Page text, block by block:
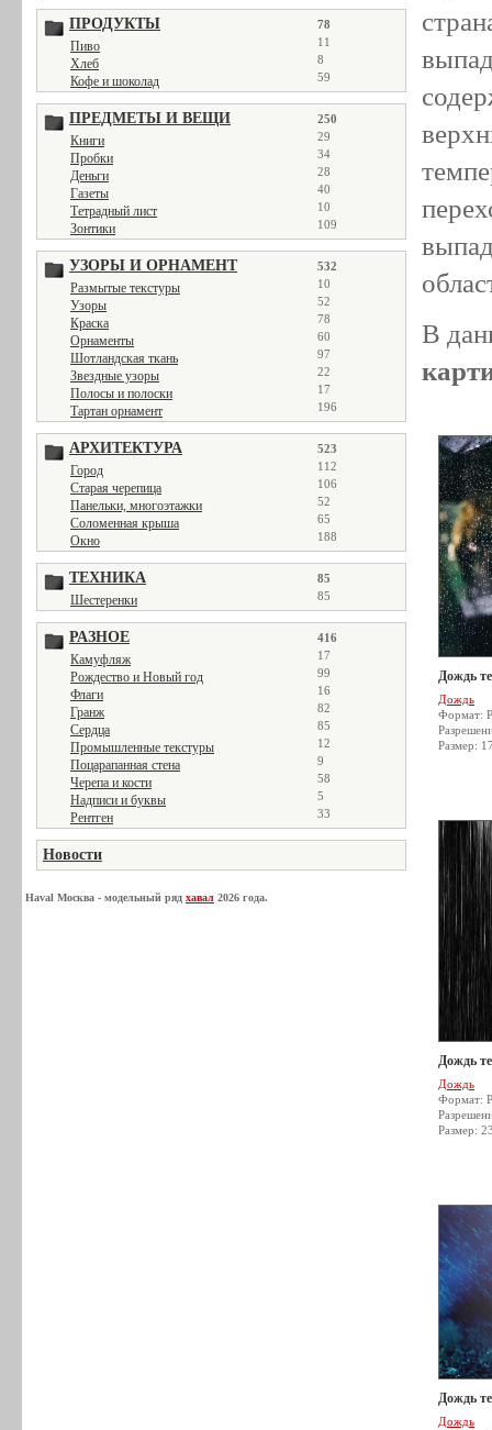
ПРОДУКТЫ 78
Пиво 11
Хлеб 8
Кофе и шоколад 59
ПРЕДМЕТЫ И ВЕЩИ 250
Книги 29
Пробки 34
Деньги 28
Газеты 40
Тетрадный лист 10
Зонтики 109
УЗОРЫ И ОРНАМЕНТ 532
Размытые текстуры 10
Узоры 52
Краска 78
Орнаменты 60
Шотландская ткань 97
Звездные узоры 22
Полосы и полоски 17
Тартан орнамент 196
АРХИТЕКТУРА 523
Город 112
Старая черепица 106
Панельки, многоэтажки 52
Соломенная крыша 65
Окно 188
ТЕХНИКА 85
Шестеренки 85
РАЗНОЕ 416
Камуфляж 17
Рождество и Новый год 99
Флаги 16
Гранж 82
Сердца 85
Промышленные текстуры 12
Поцарапанная стена 9
Черепа и кости 58
Надписи и буквы 5
Рентген 33
Новости
Haval Москва - модельный ряд хавал 2026 года.
В
Дождь
Дождь
Формат:
Размер:
Дождь
Дождь
Формат:
Размер:
Дождь
Дождь